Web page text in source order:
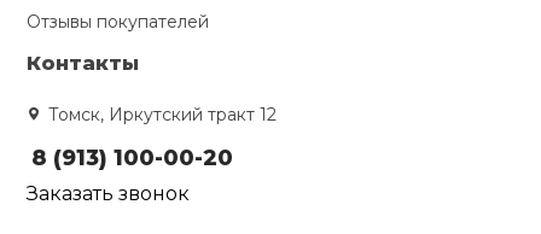
Отзывы покупателей
Контакты
Томск, Иркутский тракт 12
8 (913) 100-00-20
Заказать звонок